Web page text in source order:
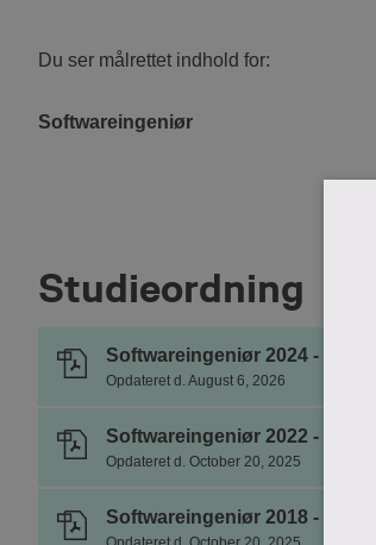
Du ser målrettet indhold for:
Softwareingeniør
Studieordning
Softwareingeniør 2024 -
Opdateret d. August 6, 2026
Softwareingeniør 2022 -
Opdateret d. October 20, 2025
Softwareingeniør 2018 -